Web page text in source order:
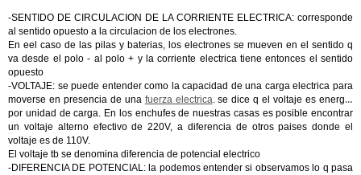
-SENTIDO DE CIRCULACION DE LA CORRIENTE ELECTRICA: corresponde
al sentido opuesto a la circulacion de los electrones.
En eel caso de las pilas y baterias, los electrones se mueven en el sentido q
va desde el polo - al polo + y la corriente electrica tiene entonces el sentido
opuesto
-VOLTAJE: se puede entender como la capacidad de una carga electrica para
moverse en presencia de una fuerza electrica. se dice q el voltaje es energia
por unidad de carga. En los enchufes de nuestras casas es posible encontrar
un voltaje alterno efectivo de 220V, a diferencia de otros paises donde el
voltaje es de 110V.
El voltaje tb se denomina diferencia de potencial electrico
-DIFERENCIA DE POTENCIAL: la podemos entender si observamos lo q pasa